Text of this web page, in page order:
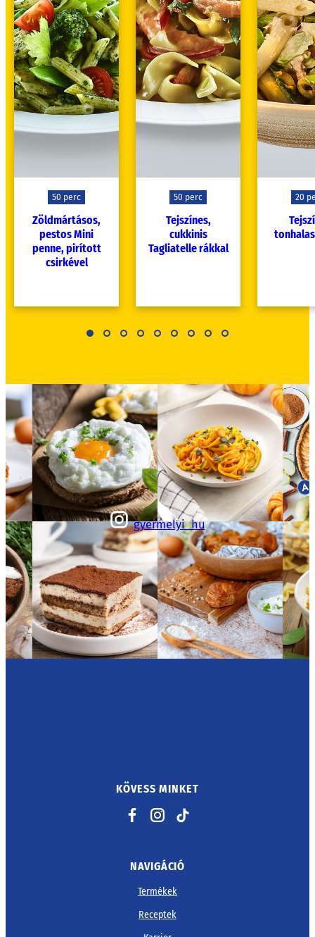
50 perc
Zöldmártásos,
pestos Mini
penne, pirított
csirkével
50 perc
Tejszínes,
cukkinis
Tagliatelle rákkal
20
gyermelyi_hu
KÖVESS MINKET
Facebook Instagram TikTok
NAVIGÁCIÓ
Termékek
Receptek